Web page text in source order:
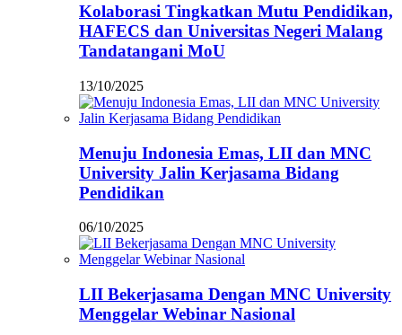
Kolaborasi Tingkatkan Mutu Pendidikan,
HAFECS dan Universitas Negeri Malang
Tandatangani MoU
13/10/2025
Menuju Indonesia Emas, LII dan MNC
University Jalin Kerjasama Bidang
Pendidikan
06/10/2025
LII Bekerjasama Dengan MNC University
Menggelar Webinar Nasional